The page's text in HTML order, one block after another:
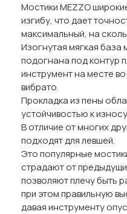
Мостики MEZZO
изгибу, что дает
максимальный, на
Изогнутая мягкая база
подогнана под контур
инструмент на месте
вибрато.
Прокладка из пены
устойчивостью к
В отличие от многих
подходят для левшей.
Это популярные
страдают от
позволяют плечу быть
при этом правильную
давая инструменту